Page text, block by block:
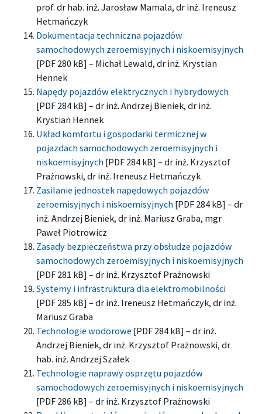
prof. dr hab. inż. Jarosław Mamala, dr inż. Ireneusz
Hetmańczyk
Dokumentacja techniczna pojazdów
samochodowych zeroemisyjnych i niskoemisyjnych
[PDF 280 kB] – Michał Lewald, dr inż. Krystian
Hennek
Napędy pojazdów elektrycznych i hybrydowych
[PDF 284 kB] – dr inż. Andrzej Bieniek, dr inż.
Krystian Hennek
Układ komfortu i gospodarki termicznej w
pojazdach samochodowych zeroemisyjnych i
niskoemisyjnych [PDF 284 kB] – dr inż. Krzysztof
Prażnowski, dr inż. Ireneusz Hetmańczyk
Zasilanie jednostek napędowych pojazdów
zeroemisyjnych i niskoemisyjnych [PDF 284 kB] – dr
inż. Andrzej Bieniek, dr inż. Mariusz Graba, mgr
Paweł Piotrowicz
Zasady bezpieczeństwa przy obsłudze pojazdów
samochodowych zeroemisyjnych i niskoemisyjnych
[PDF 281 kB] – dr inż. Krzysztof Prażnowski
Systemy i infrastruktura dla elektromobilności
[PDF 285 kB] – dr inż. Ireneusz Hetmańczyk, dr inż.
Mariusz Graba
Technologie wodorowe [PDF 284 kB] – dr inż.
Andrzej Bieniek, dr inż. Krzysztof Prażnowski, dr
hab. inż. Andrzej Szałek
Technologie naprawy osprzętu pojazdów
samochodowych zeroemisyjnych i niskoemisyjnych
[PDF 286 kB] – dr inż. Krzysztof Prażnowski